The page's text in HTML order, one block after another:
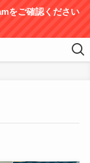
をご確認ください